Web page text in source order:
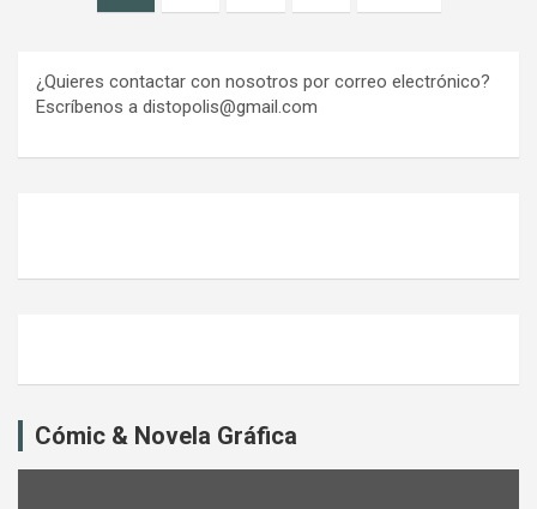
¿Quieres contactar con nosotros por correo electrónico?
Escríbenos a distopolis@gmail.com
Cómic & Novela Gráfica